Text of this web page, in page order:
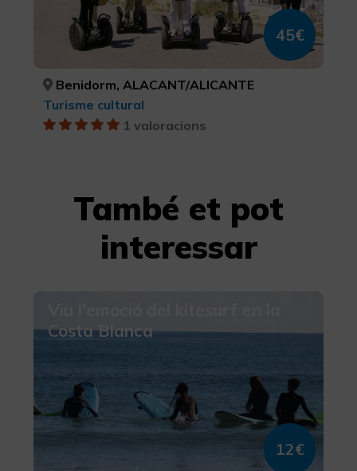
45€
Benidorm, ALACANT/ALICANTE
Turisme cultural
1 valoracions
També et pot
interessar
Costa Blanca
12€